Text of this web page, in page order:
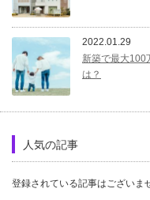
2022.01.29
新築で最大100
は？
人気の記事
登録されている記事はございま